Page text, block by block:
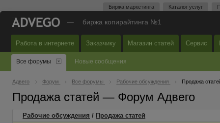
Биржа маркетинга Каталог услуг
— биржа копирайтинга №1
Работа в интернете Заказчику Магазин статей Сервис
Все форумы Новые сообщения
Адвего Форум Все форумы Рабочие обсуждения Продажа
Продажа статей — Форум Адвего
Рабочие обсуждения / Продажа статей